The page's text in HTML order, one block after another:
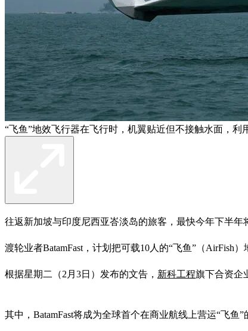
“飞鱼”地效飞行器在飞行时，机翼贴近但不接触水面，
往返新加坡与印度尼西亚峇淡岛的旅客，最快今年下半年
渡轮业者BatamFast，计划把可载10人的“飞鱼”（AirFish
根据星期二（2月3日）发布的文告， 新科工程旗下合资企
其中，BatamFast将成为全球首个在商业航线上营运“飞鱼